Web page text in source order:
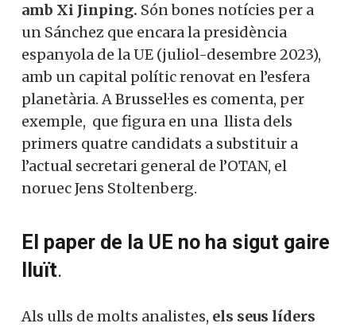
amb Xi Jinping. Són bones notícies per a
un Sánchez que encara la presidència
espanyola de la UE (juliol-desembre 2023),
amb un capital polític renovat en l’esfera
planetària. A Brussel·les es comenta, per
exemple, que figura en una llista dels
primers quatre candidats a substituir a
l’actual secretari general de l’OTAN, el
noruec Jens Stoltenberg.
El paper de la UE no ha sigut gaire
lluït.
Als ulls de molts analistes, els seus líders